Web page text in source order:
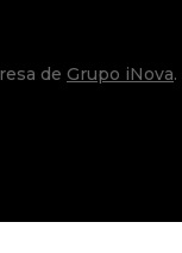
de Grupo iNova.